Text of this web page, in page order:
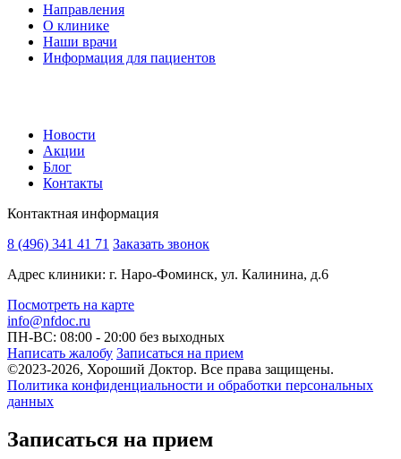
Направления
О клинике
Наши врачи
Информация для пациентов
Новости
Акции
Блог
Контакты
Контактная информация
8 (496) 341 41 71 Заказать звонок
Адрес клиники: г. Наро-Фоминск, ул. Калинина, д.6
Посмотреть на карте
info@nfdoc.ru
ПН-ВС: 08:00 - 20:00 без выходных
Написать жалобу Записаться на прием
©2023-2026, Хороший Доктор. Все права защищены.
Политика конфиденциальности и обработки персональных
данных
Записаться на прием